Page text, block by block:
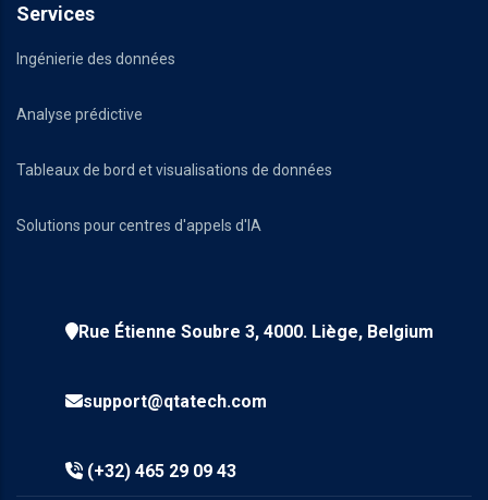
Services
Ingénierie des données
Analyse prédictive
Tableaux de bord et visualisations de données
Solutions pour centres d'appels d'IA
Rue Étienne Soubre 3, 4000. Liège, Belgium
support@qtatech.com
(+32) 465 29 09 43